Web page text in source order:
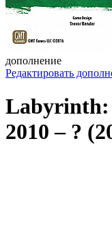
дополнение
Редактировать
Labyrinth:
2010 – ?